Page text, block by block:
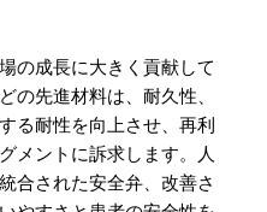
の成長に大きく貢献して
の先進材料は、耐久性、
る耐性を向上させ、再利
メントに訴求します。人
合された安全弁、改善さ